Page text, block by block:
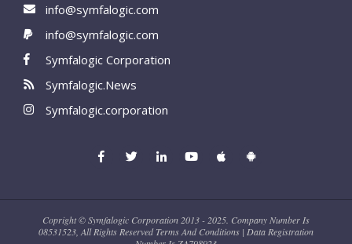
info@symfalogic.com
info@symfalogic.com
Symfalogic Corporation
Symfalogic.News
Symfalogic.corporation
Copright © Symfalogic Corporation 2013 - 2025. Company Number Is
08531523, All Rights Reserved Terms And Conditions | Data Registration